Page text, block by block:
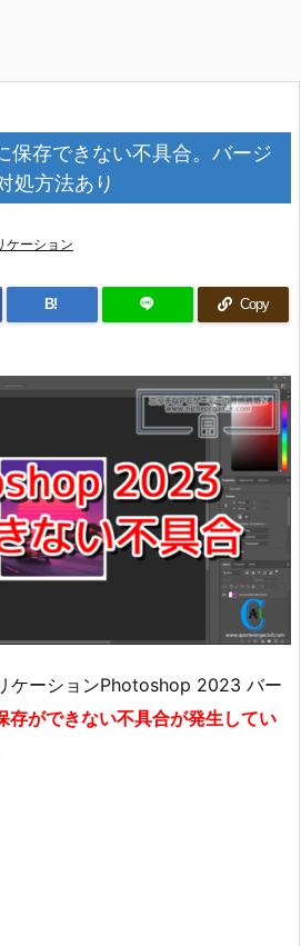
存できない不具合。バージ
処方法あり
ケーション
B! Copy
ケーションPhotoshop 2023 バー
存ができない不具合が発生してい